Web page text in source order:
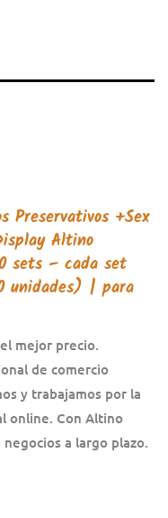
Preservativos +Sex
Altino
sets – cada set
unidades) |para
mejor precio.
de comercio
y trabajamos por la
online. Con Altino
a largo plazo.